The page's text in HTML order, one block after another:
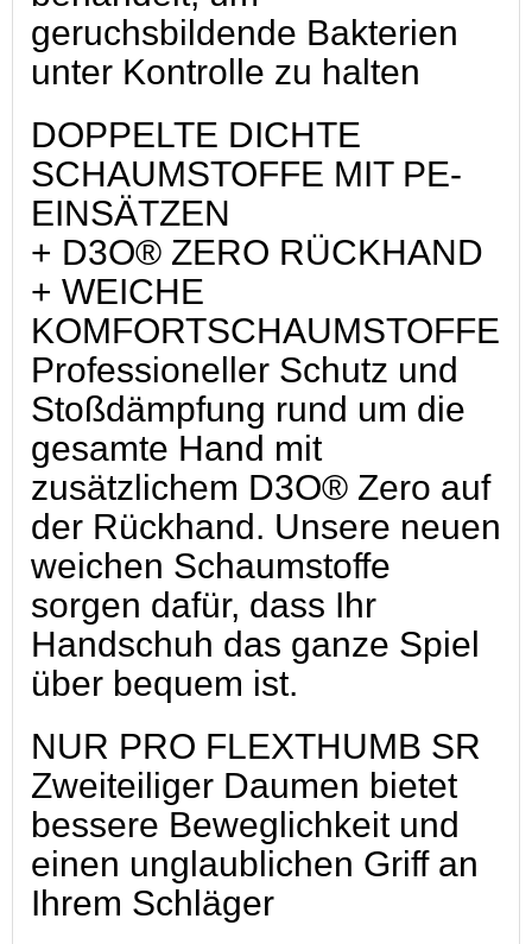
geruchsbildende Bakterien
unter Kontrolle zu halten
DOPPELTE DICHTE
SCHAUMSTOFFE MIT PE-
EINSÄTZEN
+ D3O® ZERO RÜCKHAND
+ WEICHE
KOMFORTSCHAUMSTOFFE
Professioneller Schutz und
Stoßdämpfung rund um die
gesamte Hand mit
zusätzlichem D3O® Zero auf
der Rückhand. Unsere neuen
weichen Schaumstoffe
sorgen dafür, dass Ihr
Handschuh das ganze Spiel
über bequem ist.
NUR PRO FLEXTHUMB SR
Zweiteiliger Daumen bietet
bessere Beweglichkeit und
einen unglaublichen Griff an
Ihrem Schläger